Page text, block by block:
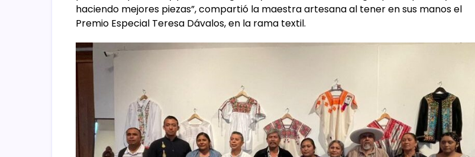
haciendo mejores piezas”, compartió la maestra artesana al tener en sus manos el
Premio Especial Teresa Dávalos, en la rama textil.